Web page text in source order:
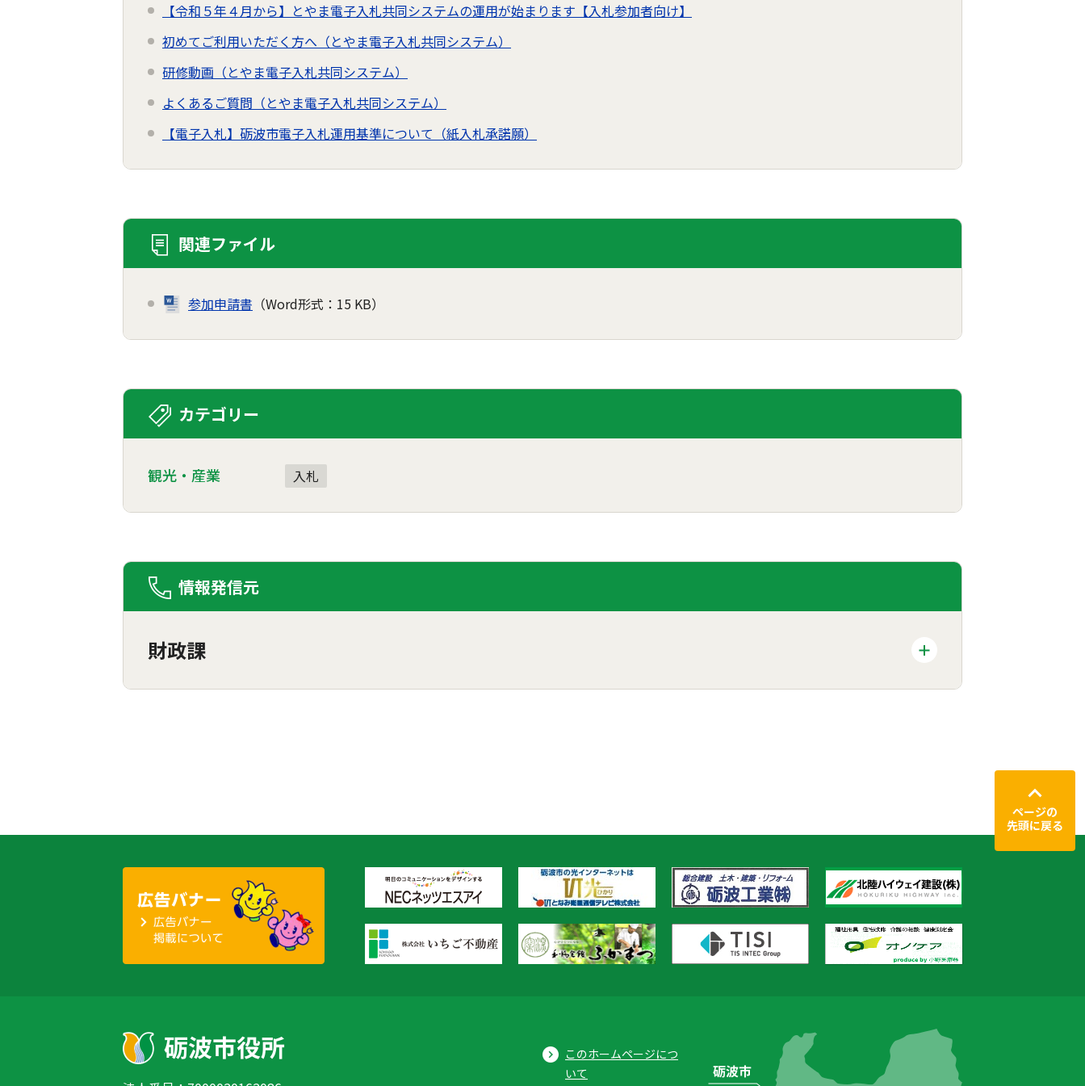
【令和５年４月から】とやま電子入札共同システムの運用が始まります【入札参加者向け】
初めてご利用いただく方へ（とやま電子入札共同システム）
研修動画（とやま電子入札共同システム）
よくあるご質問（とやま電子入札共同システム）
【電子入札】砺波市電子入札運用基準について（紙入札承諾願）
関連ファイル
参加申請書 （Word形式：15 KB）
カテゴリー
観光・産業 入札
情報発信元
財政課
ページの
先頭に戻る
このホームページにつ
いて